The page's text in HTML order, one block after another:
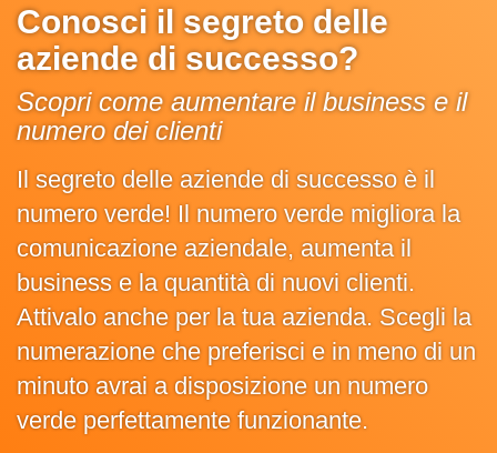
Conosci il segreto delle
aziende di successo?
Scopri come aumentare il business e il
numero dei clienti
Il segreto delle aziende di successo è il
numero verde! Il numero verde migliora la
comunicazione aziendale, aumenta il
business e la quantità di nuovi clienti.
Attivalo anche per la tua azienda. Scegli la
numerazione che preferisci e in meno di un
minuto avrai a disposizione un numero
verde perfettamente funzionante.